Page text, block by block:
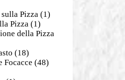
Pizza (1)
Pizza (1)
della Pizza
(18)
Focacce (48)